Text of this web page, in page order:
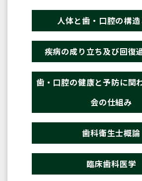
人体と歯・口腔の構
疾病の成り立ち及び回復
歯・口腔の健康と予防に関
会の仕組み
歯科衛生士概論
臨床歯科医学